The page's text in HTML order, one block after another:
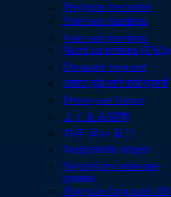
Preguntas frecuentes
Foire aux questions​
Foire aux questions​
Часті запитання
Domande frequenti
अक्सर पूछे जाने वाले प्रश्नों
Pertanyaan Umum
よくある質問
자주 묻는 질문
Veelgestelde vragen
Najczęściej zadawane
pytania
Perguntas frequentes BR